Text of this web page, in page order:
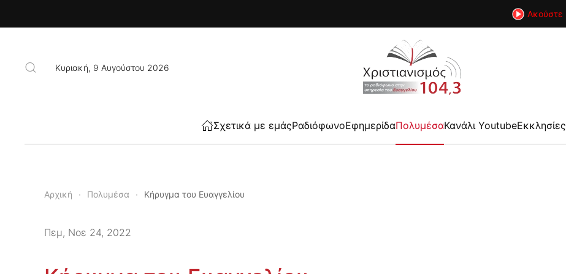
Ακούστε
Κυριακή, 9 Αυγούστου 2026
Σχετικά με εμάςΡαδιόφωνοΕφημερίδαΠολυμέσαΚανάλι YoutubeΕκκλησίες
Αρχική Πολυμέσα Κήρυγμα του Ευαγγελίου
Πεμ, Νοε 24, 2022